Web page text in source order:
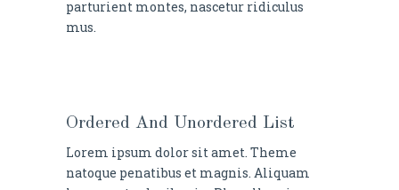
parturient montes, nascetur ridiculus
mus.
Ordered And Unordered List
Lorem ipsum dolor sit amet. Theme
natoque penatibus et magnis. Aliquam